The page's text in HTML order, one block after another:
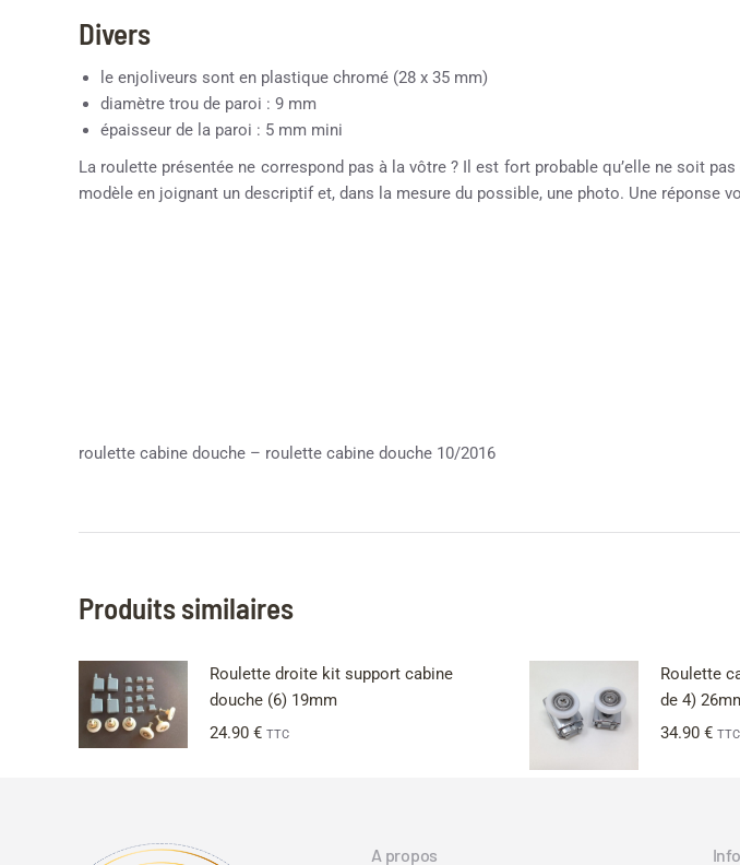
Divers
le enjoliveurs sont en plastique chromé (28 x 35 mm)
diamètre trou de paroi : 9 mm
épaisseur de la paroi : 5 mm mini
La roulette présentée ne correspond pas à la vôtre ? Il est fort probable qu’elle ne soit
modèle en joignant un descriptif et, dans la mesure du possible, une photo. Une réponse
roulette cabine douche – roulette cabine douche 10/2016
Produits similaires
Roulette droite kit support cabine
douche (6) 19mm
24.90 € TTC
Roulette
de 4)
34.90 € TTC
A propos